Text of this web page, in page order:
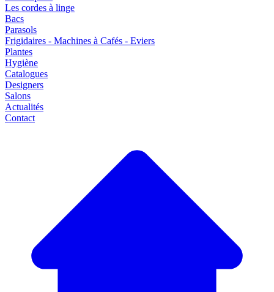
Les cordes à linge
Bacs
Parasols
Frigidaires - Machines à Cafés - Eviers
Plantes
Hygiène
Catalogues
Designers
Salons
Actualités
Contact